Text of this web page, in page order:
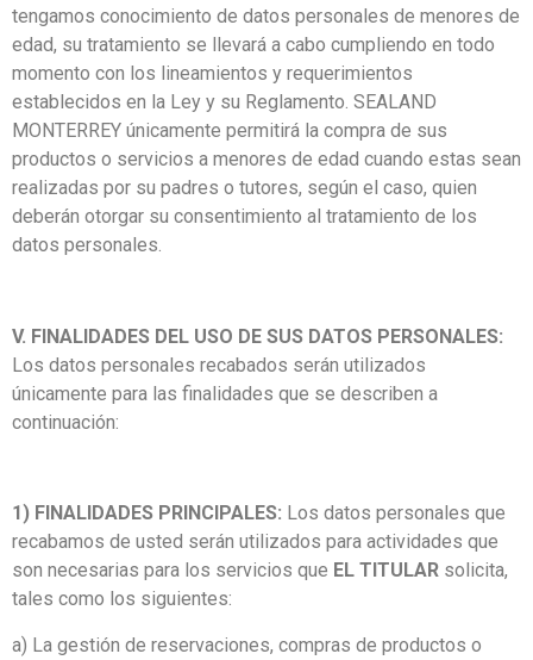
tengamos conocimiento de datos personales de menores de
edad, su tratamiento se llevará a cabo cumpliendo en todo
momento con los lineamientos y requerimientos
establecidos en la Ley y su Reglamento. SEALAND
MONTERREY únicamente permitirá la compra de sus
productos o servicios a menores de edad cuando estas sean
realizadas por su padres o tutores, según el caso, quien
deberán otorgar su consentimiento al tratamiento de los
datos personales.
V. FINALIDADES DEL USO DE SUS DATOS PERSONALES:
Los datos personales recabados serán utilizados
únicamente para las finalidades que se describen a
continuación:
1) FINALIDADES PRINCIPALES: Los datos personales que
recabamos de usted serán utilizados para actividades que
son necesarias para los servicios que EL TITULAR solicita,
tales como los siguientes:
a) La gestión de reservaciones, compras de productos o